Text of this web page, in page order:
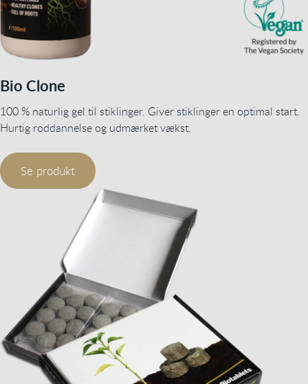
Bio Clone
100 % naturlig gel til stiklinger. Giver stiklinger en optimal start.
Hurtig roddannelse og udmærket vækst.
Se produkt